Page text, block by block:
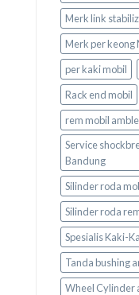
Merk link
Merk per keong
per kaki mobil
Rack end mobil
rem mobil
Service
Bandung
Silinder roda
Silinder roda
Spesialis Kaki-
Tanda bushing
Wheel Cylinder